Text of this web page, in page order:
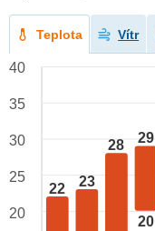
Teplota Vítr
22 23
28 29
20
40
35
30
25
20